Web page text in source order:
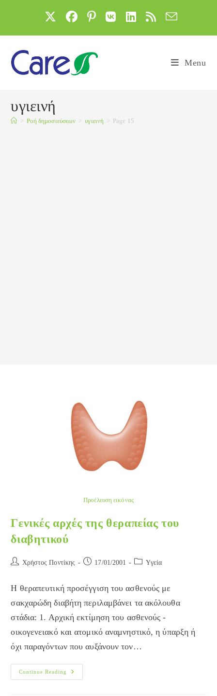
Menu
υγιεινή
> Ροή δημοσιεύσεων > υγιεινή > Page 15
Προέλευση εικόνας
Γενικές αρχές της θεραπείας του
διαβητικού
Post Χρήστος Ποντίκης
Post 17/01/2001
Post Yγεία
Η θεραπευτική προσέγγιση του ασθενούς με
σακχαρώδη διαβήτη περιλαμβάνει τα ακόλουθα
στάδια: 1. Αρχική εκτίμηση του ασθενούς -
οικογενειακό και ατομικό αναμνηστικό, η ύπαρξη ή
όχι παραγόντων που αυξάνουν τον…
Continue Reading
Γενικές
Αρχές